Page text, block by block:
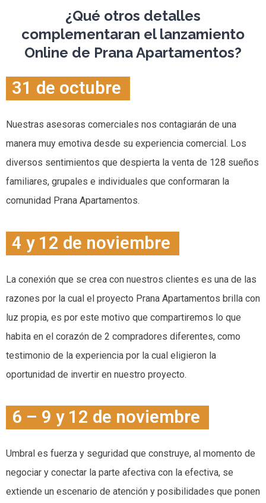
¿Qué otros detalles
complementaran el lanzamiento
Online de Prana Apartamentos?
31 de octubre
Nuestras asesoras comerciales nos contagiarán de una
manera muy emotiva desde su experiencia comercial. Los
diversos sentimientos que despierta la venta de 128 sueños
familiares, grupales e individuales que conformaran la
comunidad Prana Apartamentos.
4 y 12 de noviembre
La conexión que se crea con nuestros clientes es una de las
razones por la cual el proyecto Prana Apartamentos brilla con
luz propia, es por este motivo que compartiremos lo que
habita en el corazón de 2 compradores diferentes, como
testimonio de la experiencia por la cual eligieron la
oportunidad de invertir en nuestro proyecto.
6 – 9 y 12 de noviembre
Umbral es fuerza y seguridad que construye, al momento de
negociar y conectar la parte afectiva con la efectiva, se
extiende un escenario de atención y posibilidades que ponen